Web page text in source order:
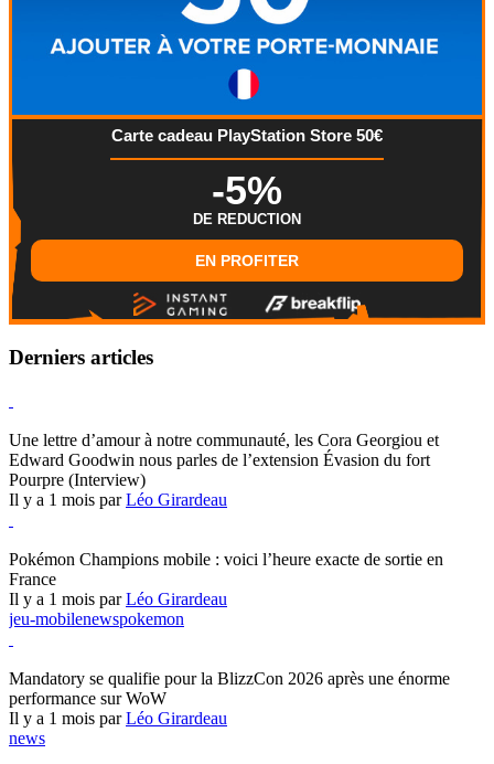
Carte cadeau PlayStation Store 50€
-5%
DE REDUCTION
EN PROFITER
Derniers articles
Une lettre d’amour à notre communauté, les Cora Georgiou et
Edward Goodwin nous parles de l’extension Évasion du fort
Pourpre (Interview)
Il y a 1 mois parLéo Girardeau
Pokémon Champions mobile : voici l’heure exacte de sortie en
France
Il y a 1 mois parLéo Girardeau
jeu-mobilenewspokemon
Mandatory se qualifie pour la BlizzCon 2026 après une énorme
performance sur WoW
Il y a 1 mois parLéo Girardeau
news